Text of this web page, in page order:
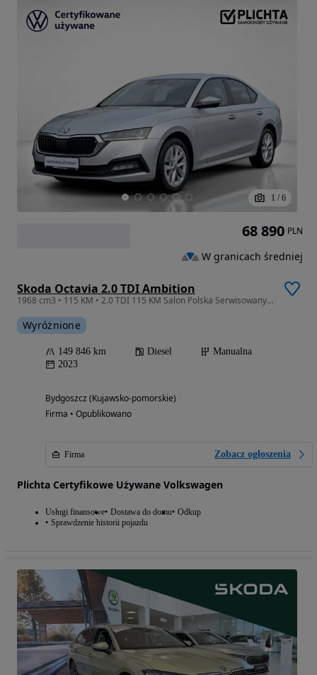
1 / 6
Skoda Octavia 2.0 TDI Ambition
1968 cm3 • 115 KM • 2.0 TDI 115 KM Salon Polska Serwisowany w ASO Skoda Bezwypadkowy Gwar.
Wyróżnione
149 846 km Diesel
Manualna
2023
Bydgoszcz (Kujawsko-pomorskie)
Firma • Opublikowano
Firma Zobacz ogłoszenia
Plichta Certyfikowe Używane Volkswagen
Usługi finansowe Dostawa do domu
Odkup
Sprawdzenie historii pojazdu
68 890 PLN
W granicach średniej